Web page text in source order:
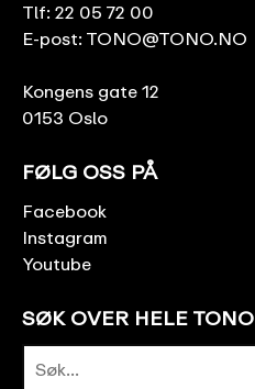
Tlf: 22 05 72 00
E-post: TONO@TONO.NO
Kongens gate 12
0153 Oslo
FØLG OSS PÅ
Facebook
Instagram
Youtube
SØK OVER HELE TONO